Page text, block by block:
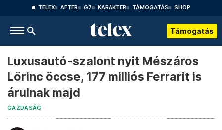
TELEX AFTER G7 KARAKTER TÁMOGATÁS SHOP
Támogatás
Luxusautó-szalont nyit Mészáros
Lőrinc öccse, 177 milliós Ferrarit is
árulnak majd
GAZDASÁG